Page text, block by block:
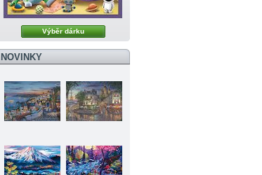
Výběr dárku
NOVINKY